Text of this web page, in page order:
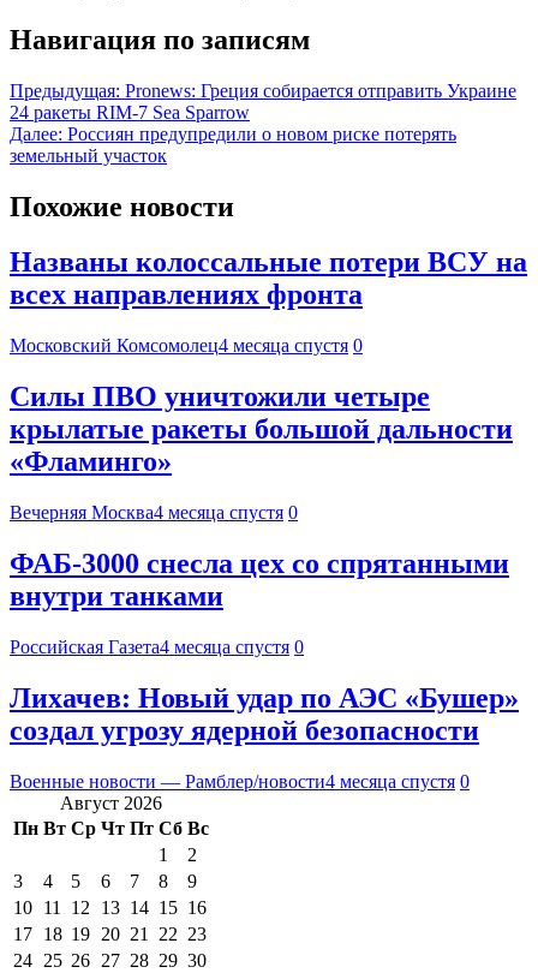
Навигация по записям
Предыдущая: Pronews: Греция собирается отправить Украине
24 ракеты RIM-7 Sea Sparrow
Далее: Россиян предупредили о новом риске потерять
земельный участок
Похожие новости
Названы колоссальные потери ВСУ на
всех направлениях фронта
Московский Комсомолец4 месяца спустя 0
Силы ПВО уничтожили четыре
крылатые ракеты большой дальности
«Фламинго»
Вечерняя Москва4 месяца спустя 0
ФАБ-3000 снесла цех со спрятанными
внутри танками
Российская Газета4 месяца спустя 0
Лихачев: Новый удар по АЭС «Бушер»
создал угрозу ядерной безопасности
Военные новости — Рамблер/новости4 месяца спустя 0
Август 2026
Пн Вт Ср Чт Пт Сб Вс
1
2
3
4 5 6 7 8
9
10 11 12 13 14 15 16
17 18 19 20 21 22 23
24 25 26 27 28 29 30